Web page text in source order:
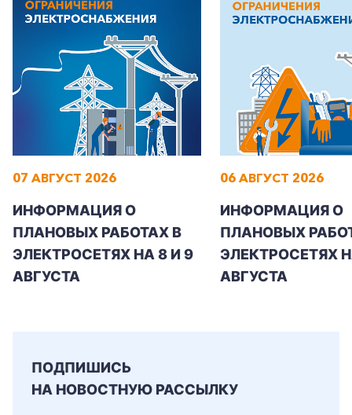
07 АВГУСТ 2026
ИНФОРМАЦИЯ О
ПЛАНОВЫХ РАБОТАХ В
ЭЛЕКТРОСЕТЯХ НА 8 И 9
АВГУСТА
06 АВГУСТ 2026
ИНФОРМАЦИЯ О
ПЛАНОВЫХ
ЭЛЕКТРОСЕТЯХ
АВГУСТА
ПОДПИШИСЬ
НА НОВОСТНУЮ РАССЫЛКУ